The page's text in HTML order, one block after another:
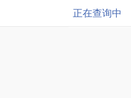
正在查询中